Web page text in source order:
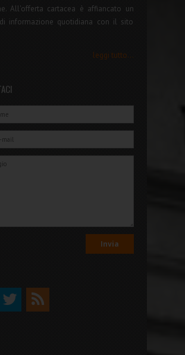
All'offerta cartacea è affiancato un
informazione quotidiana con il sito
leggi tutto...